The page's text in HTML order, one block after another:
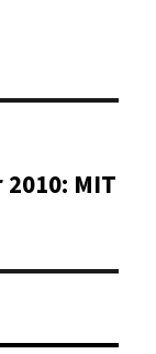
MIT